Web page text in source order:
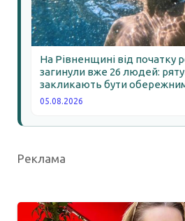
На Рівненщині від початку
загинули вже 26 людей:
закликають бути
05.08.2026
Реклама